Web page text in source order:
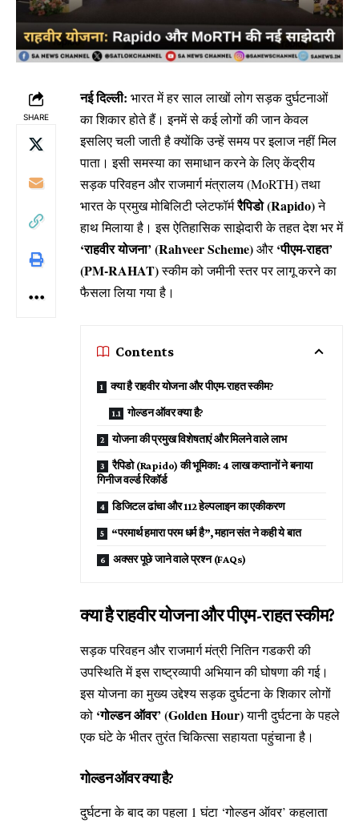
SHARE
नई दिल्ली: भारत में हर साल लाखों लोग सड़क दुर्घटनाओं
का शिकार होते हैं। इनमें से कई लोगों की जान केवल
इसलिए चली जाती है क्योंकि उन्हें समय पर इलाज नहीं मिल
पाता। इसी समस्या का समाधान करने के लिए केंद्रीय
सड़क परिवहन और राजमार्ग मंत्रालय (MoRTH) तथा
भारत के प्रमुख मोबिलिटी प्लेटफॉर्मरैपिडो (Rapido)ने
हाथ मिलाया है। इस ऐतिहासिक साझेदारी के तहत देश भर में
‘राहवीर योजना’ (Rahveer Scheme)और‘पीएम-राहत’
(PM-RAHAT)स्कीम को जमीनी स्तर पर लागू करने का
फैसला लिया गया है।
Contents
क्या है राहवीर योजना और पीएम-राहत स्कीम?
गोल्डन ऑवर क्या है?
योजना की प्रमुख विशेषताएं और मिलने वाले लाभ
रैपिडो (Rapido) की भूमिका: 4 लाख कप्तानों ने बनाया
गिनीज वर्ल्ड रिकॉर्ड
डिजिटल ढांचा और 112 हेल्पलाइन का एकीकरण
“परमार्थ हमारा परम धर्म है”, महान संत ने कही ये बात
अक्सर पूछे जाने वाले प्रश्न (FAQs)
क्या है राहवीर योजना और पीएम-राहत स्कीम?
सड़क परिवहन और राजमार्ग मंत्री नितिन गडकरी की
उपस्थिति में इस राष्ट्रव्यापी अभियान की घोषणा की गई।
इस योजना का मुख्य उद्देश्य सड़क दुर्घटना के शिकार लोगों
को ‘गोल्डन ऑवर’ (Golden Hour)यानी दुर्घटना के पहले
एक घंटे के भीतर तुरंत चिकित्सा सहायता पहुंचाना है।
गोल्डन ऑवर क्या है?
दुर्घटना के बाद का पहला 1 घंटा ‘गोल्डन ऑवर’ कहलाता